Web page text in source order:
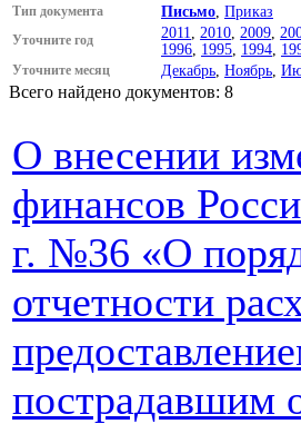
Тип документа Письмо Приказ
Уточните год 2011 2010 2009
1996 1995 1994
Уточните месяц Декабрь Ноябрь
Всего найдено документов: 8
О внесении
финансов
г. №36 «О
отчетности
пострадавшим